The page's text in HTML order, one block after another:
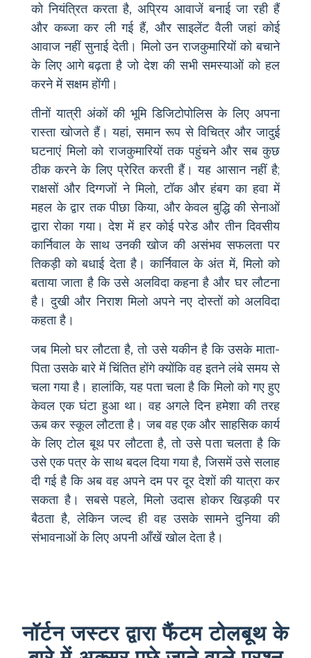
को नियंत्रित करता है, अप्रिय आवाजें बनाई जा रही हैं
और कब्जा कर ली गई हैं, और साइलेंट वैली जहां कोई
आवाज नहीं सुनाई देती। मिलो उन राजकुमारियों को बचाने
के लिए आगे बढ़ता है जो देश की सभी समस्याओं को हल
करने में सक्षम होंगी।
तीनों यात्री अंकों की भूमि डिजिटोपोलिस के लिए अपना
रास्ता खोजते हैं। यहां, समान रूप से विचित्र और जादुई
घटनाएं मिलो को राजकुमारियों तक पहुंचने और सब कुछ
ठीक करने के लिए प्रेरित करती हैं। यह आसान नहीं है;
राक्षसों और दिग्गजों ने मिलो, टॉक और हंबग का हवा में
महल के द्वार तक पीछा किया, और केवल बुद्धि की सेनाओं
द्वारा रोका गया। देश में हर कोई परेड और तीन दिवसीय
कार्निवाल के साथ उनकी खोज की असंभव सफलता पर
तिकड़ी को बधाई देता है। कार्निवाल के अंत में, मिलो को
बताया जाता है कि उसे अलविदा कहना है और घर लौटना
है। दुखी और निराश मिलो अपने नए दोस्तों को अलविदा
कहता है।
जब मिलो घर लौटता है, तो उसे यकीन है कि उसके माता-
पिता उसके बारे में चिंतित होंगे क्योंकि वह इतने लंबे समय से
चला गया है। हालांकि, यह पता चला है कि मिलो को गए हुए
केवल एक घंटा हुआ था। वह अगले दिन हमेशा की तरह
ऊब कर स्कूल लौटता है। जब वह एक और साहसिक कार्य
के लिए टोल बूथ पर लौटता है, तो उसे पता चलता है कि
उसे एक पत्र के साथ बदल दिया गया है, जिसमें उसे सलाह
दी गई है कि अब वह अपने दम पर दूर देशों की यात्रा कर
सकता है। सबसे पहले, मिलो उदास होकर खिड़की पर
बैठता है, लेकिन जल्द ही वह उसके सामने दुनिया की
संभावनाओं के लिए अपनी आँखें खोल देता है।
नॉर्टन जस्टर द्वारा फैंटम टोलबूथ के